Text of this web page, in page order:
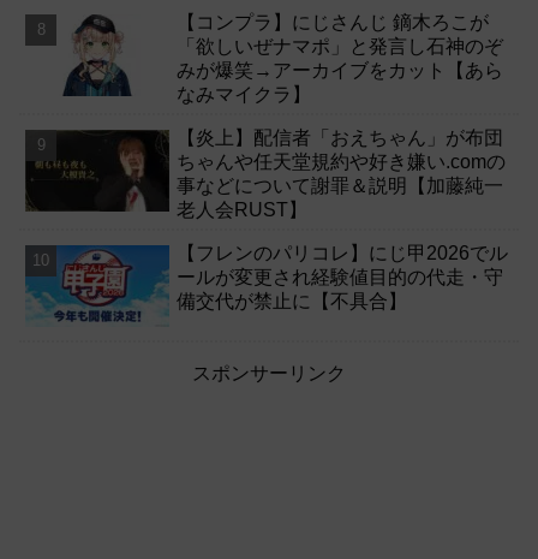
【コンプラ】にじさんじ 鏑木ろこが
「欲しいぜナマポ」と発言し石神のぞ
みが爆笑→アーカイブをカット【あら
なみマイクラ】
【炎上】配信者「おえちゃん」が布団
ちゃんや任天堂規約や好き嫌い.comの
事などについて謝罪＆説明【加藤純一
老人会RUST】
【フレンのパリコレ】にじ甲2026でル
ールが変更され経験値目的の代走・守
備交代が禁止に【不具合】
スポンサーリンク